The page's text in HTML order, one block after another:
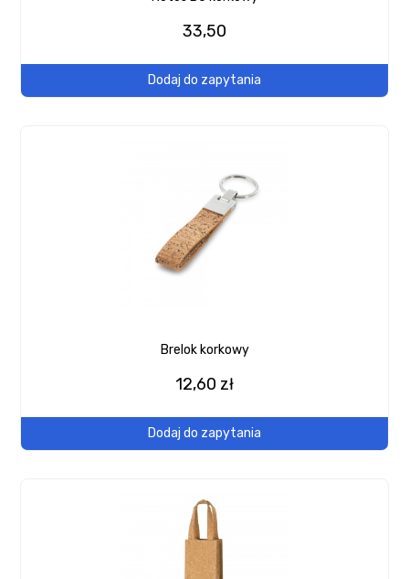
33,50
Dodaj do zapytania
Brelok korkowy
12,60 zł
Dodaj do zapytania